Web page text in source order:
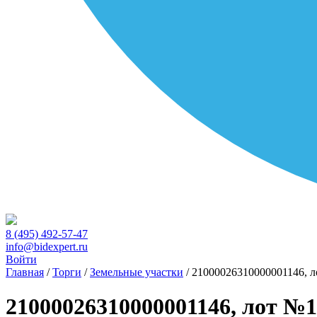
8 (495) 492-57-47
info@bidexpert.ru
Войти
Главная /Торги /Земельные участки / 21000026310000001146,
21000026310000001146, лот №1